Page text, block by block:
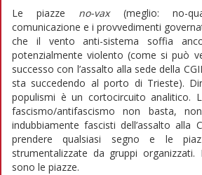
Le piazze no-vax(meglio: no-
comunicazione e i provvedimenti
che il vento anti-sistema soffia
potenzialmente violento (come si può
successo con l’assalto alla sede della
sta succedendo al porto di Trieste).
populismi è un cortocircuito analitico.
fascismo/antifascismo non basta,
indubbiamente fascisti dell’assalto alla
prendere qualsiasi segno e le
strumentalizzate da gruppi organizzati.
sono le piazze.